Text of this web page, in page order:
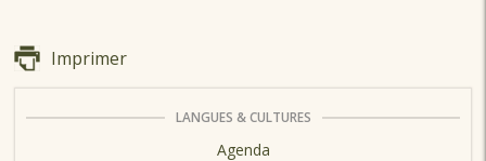
Imprimer
LANGUES & CULTURES
Agenda